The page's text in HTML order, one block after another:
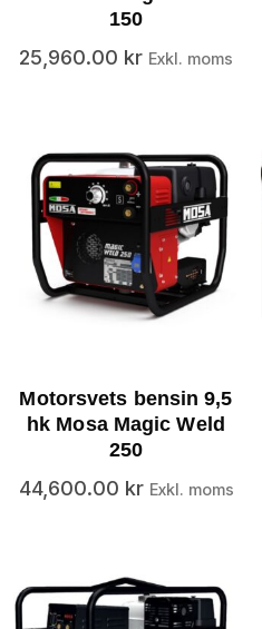
150
25,960.00 kr Exkl. moms
Motorsvets bensin 9,5
hk Mosa Magic Weld
250
44,600.00 kr Exkl. moms